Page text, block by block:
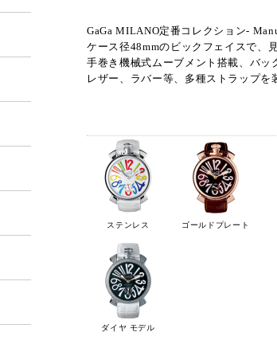
GaGa MILANO定番コレクション-
ケース径48mmのビックフェイスで、
手巻き機械式ムーブメント搭載、バッ
レザー、ラバー等、多種ストラップを
ステンレス ゴールドプレート
ダイヤ モデル